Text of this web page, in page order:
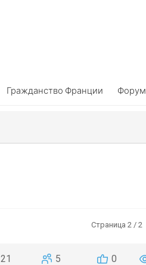
Гражданство Франции Форум
Страница 2 / 2
21 5 0